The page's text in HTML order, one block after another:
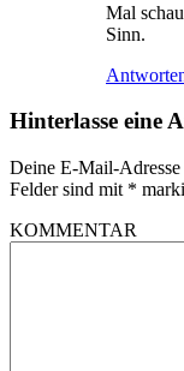
Mal
Sinn.
Hinterlasse eine
Deine E-Mail-
Felder sind mit *
KOMMENTAR